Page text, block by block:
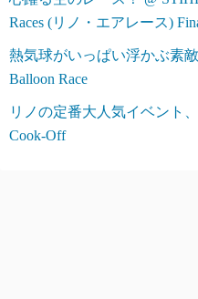
Races (リノ・エアレース)
熱気球がいっぱい浮かぶ素
Balloon Race
リノの定番大人気イベント
Cook-Off